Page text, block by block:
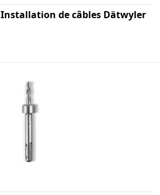
de câbles Dätwyler